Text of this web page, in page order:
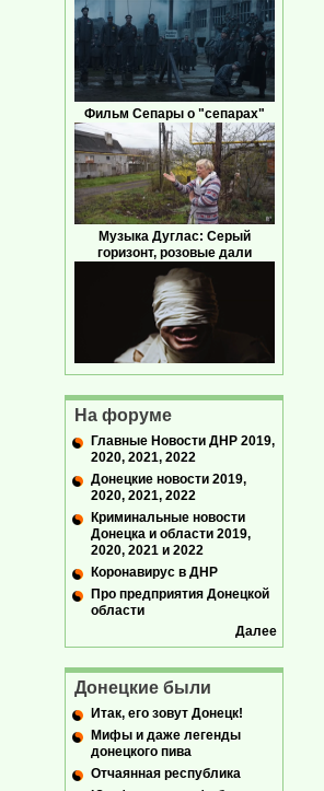
Фильм Сепары о "сепарах"
Музыка Дуглас: Серый
горизонт, розовые дали
На форуме
Главные Новости ДНР 2019,
2020, 2021, 2022
Донецкие новости 2019,
2020, 2021, 2022
Криминальные новости
Донецка и области 2019,
2020, 2021 и 2022
Коронавирус в ДНР
Про предприятия Донецкой
области
Далее
Донецкие были
Итак, его зовут Донецк!
Мифы и даже легенды
донецкого пива
Отчаянная республика